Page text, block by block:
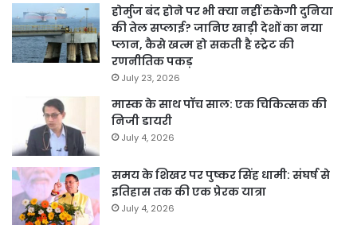
होर्मुज बंद होने पर भी क्या नहीं रुकेगी दुनिया
की तेल सप्लाई? जानिए खाड़ी देशों का नया
प्लान, कैसे खत्म हो सकती है स्ट्रेट की
रणनीतिक पकड़
July 23, 2026
मास्क के साथ पॉच साल: एक चिकित्सक की
निजी डायरी
July 4, 2026
समय के शिखर पर पुष्कर सिंह धामी: संघर्ष से
इतिहास तक की एक प्रेरक यात्रा
July 4, 2026